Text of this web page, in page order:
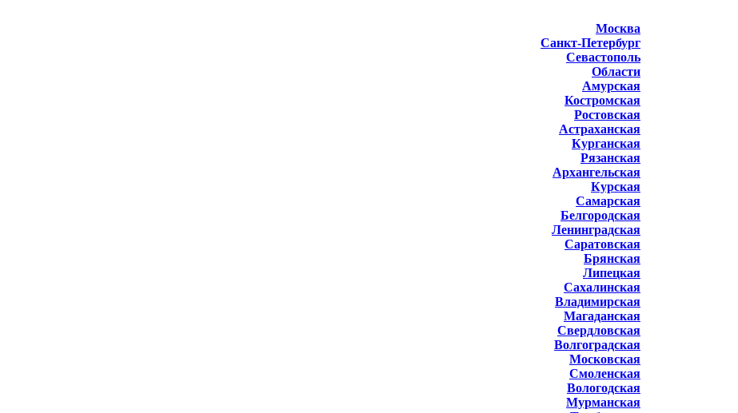
Москва
Санкт-Петербург
Севастополь
Области
Амурская
Костромская
Ростовская
Астраханская
Курганская
Рязанская
Архангельская
Курская
Самарская
Белгородская
Ленинградская
Саратовская
Брянская
Липецкая
Сахалинская
Владимирская
Магаданская
Свердловская
Волгоградская
Московская
Смоленская
Вологодская
Мурманская